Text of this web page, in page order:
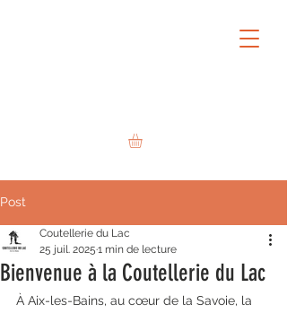
Post
Bienvenue à la Coutellerie du Lac
Coutellerie du Lac
25 juil. 2025 1 min de lecture
À Aix-les-Bains, au cœur de la Savoie, la